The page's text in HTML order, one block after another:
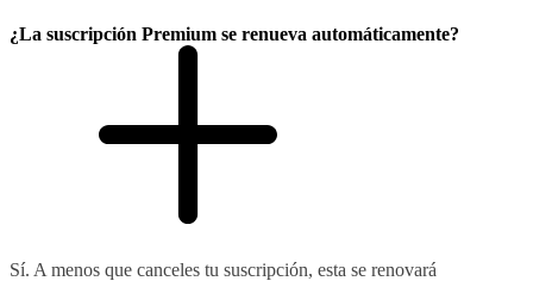
¿La suscripción Premium se renueva automáticamente?
Sí. A menos que canceles tu suscripción, esta se renovará